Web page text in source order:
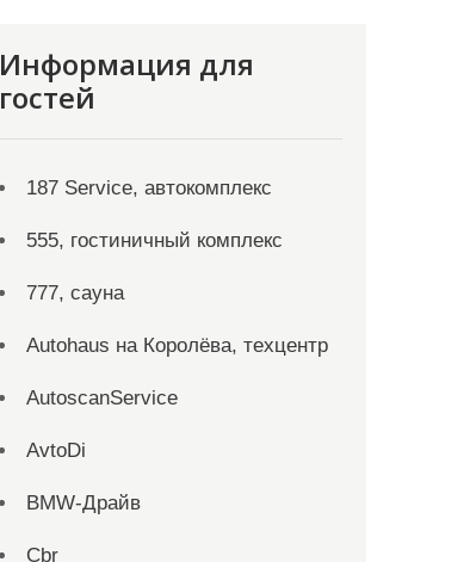
Информация для
гостей
187 Service, автокомплекс
555, гостиничный комплекс
777, сауна
Autohaus на Королёва, техцентр
AutoscanService
AvtoDi
BMW-Драйв
Cbr